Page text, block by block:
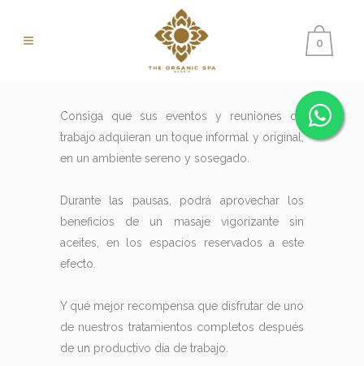
0
Consiga que sus eventos y reuniones de
trabajo adquieran un toque informal y original,
en un ambiente sereno y sosegado.
Durante las pausas, podrá aprovechar los
beneficios de un masaje vigorizante sin
aceites, en los espacios reservados a este
efecto.
Y qué mejor recompensa que disfrutar de uno
de nuestros tratamientos completos después
de un productivo día de trabajo.